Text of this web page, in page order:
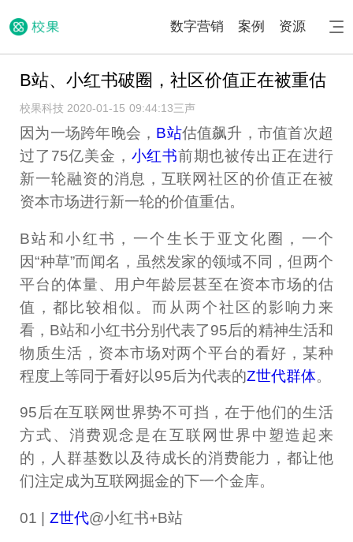
数字营销 案例 资源
B站、小红书破圈，社区价值正在被重估
校果科技 2020-01-15 09:44:13三声
因为一场跨年晚会， B站估值飙升，市值首次超
过了75亿美金， 小红书前期也被传出正在进行
新一轮融资的消息，互联网社区的价值正在被
资本市场进行新一轮的价值重估。
B站和小红书，一个生长于亚文化圈，一个
因“种草”而闻名，虽然发家的领域不同，但两个
平台的体量、用户年龄层甚至在资本市场的估
值，都比较相似。而从两个社区的影响力来
看，B站和小红书分别代表了95后的精神生活和
物质生活，资本市场对两个平台的看好，某种
程度上等同于看好以95后为代表的Z世代群体。
95后在互联网世界势不可挡，在于他们的生活
方式、消费观念是在互联网世界中塑造起来
的，人群基数以及待成长的消费能力，都让他
们注定成为互联网掘金的下一个金库。
01 | Z世代@小红书+B站